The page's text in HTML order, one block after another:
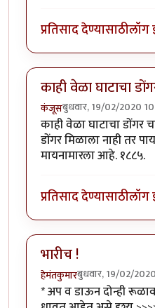
प्रतिसाद देण्यासाठीलॉग
काही वेळा घाटाचा
कंजूसबुधवार, 19/02/2020
काही वेळा घाटाचा डोंगर
डोंगर मिळाला नाही तर
मायनामारला आहे. १८८५.
प्रतिसाद देण्यासाठीलॉग
भारीच !
हेमंतकुमारबुधवार, 19/02/
* अप व डाऊन दोन्ही